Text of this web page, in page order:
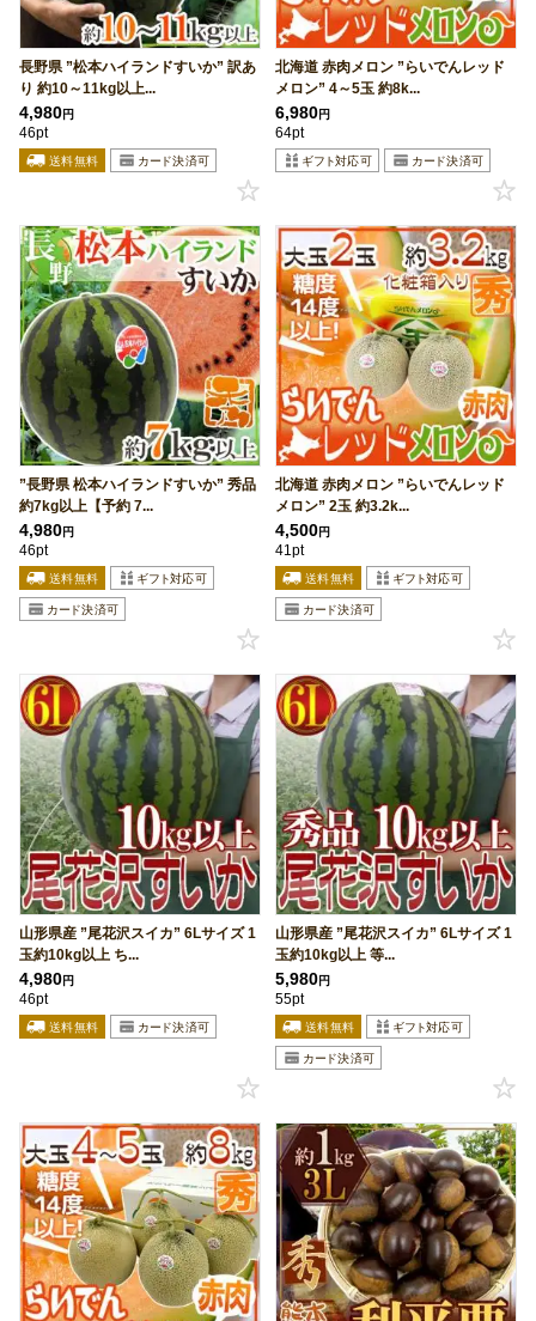
長野県 ”松本ハイランドすいか” 訳あ
り 約10～11kg以上...
4,980円
46pt
北海道 赤肉メロン ”らいでんレッド
メロン” 4～5玉 約8k...
6,980円
64pt
”長野県 松本ハイランドすいか” 秀品
約7kg以上【予約 7...
4,980円
46pt
北海道 赤肉メロン ”らいでんレッド
メロン” 2玉 約3.2k...
4,500円
41pt
山形県産 ”尾花沢スイカ” 6Lサイズ 1
玉約10kg以上 ち...
4,980円
46pt
山形県産 ”尾花沢スイカ” 6Lサイズ 1
玉約10kg以上 等...
5,980円
55pt